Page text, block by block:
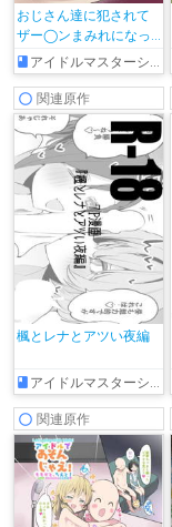
おじさん達に犯されて
ザー◯ンまみれになっ
ちゃう颯
アイドルマスターシンデレラガールズ
関連原作
楓とレナとアツい夜編
アイドルマスターシンデレラガールズ
関連原作